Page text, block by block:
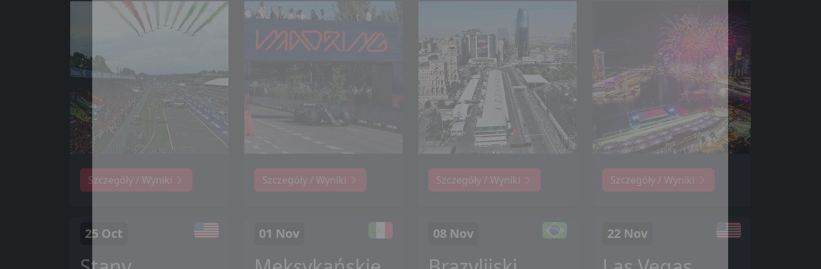
Szczegóły / Wyniki Szczegóły / Wyniki Szczegóły / Wyniki Szczegóły / Wyniki
25 Oct 01 Nov 08 Nov 22 Nov